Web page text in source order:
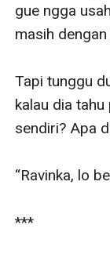
gue ngga
masih
Tapi tunggu
kalau dia
sendiri? Apa
“Ravinka, lo
***